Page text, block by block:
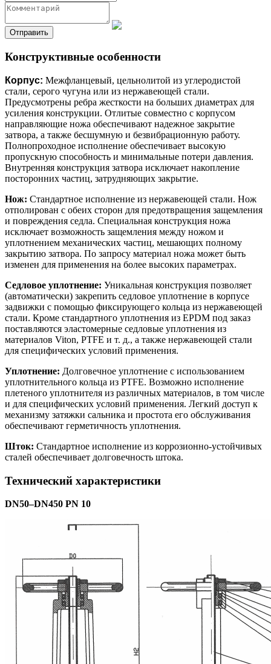
Конструктивные особенности
Корпус: Межфланцевый, цельнолитой из углеродистой
стали, серого чугуна или из нержавеющей стали.
Предусмотрены ребра жесткости на больших диаметрах для
усиления конструкции. Отлитые совместно с корпусом
направляющие ножа обеспечивают надежное закрытие
затвора, а также бесшумную и безвибрационную работу.
Полнопроходное исполнение обеспечивает высокую
пропускную способность и минимальные потери давления.
Внутренняя конструкция затвора исключает накопление
посторонних частиц, затрудняющих закрытие.
Нож: Стандартное исполнение из нержавеющей стали. Нож
отполирован с обеих сторон для предотвращения защемления
и повреждения седла. Специальная конструкция ножа
исключает возможность защемления между ножом и
уплотнением механических частиц, мешающих полному
закрытию затвора. По запросу материал ножа может быть
изменен для применения на более высоких параметрах.
Седловое уплотнение: Уникальная конструкция позволяет
(автоматически) закрепить седловое уплотнение в корпусе
задвижки с помощью фиксирующего кольца из нержавеющей
стали. Кроме стандартного уплотнения из EPDM под заказ
поставляются эластомерные седловые уплотнения из
материалов Viton, PTFE и т. д., а также нержавеющей стали
для специфических условий применения.
Уплотнение: Долговечное уплотнение с использованием
уплотнительного кольца из PTFE. Возможно исполнение
плетеного уплотнителя из различных материалов, в том числе
и для специфических условий применения. Легкий доступ к
механизму затяжки сальника и простота его обслуживания
обеспечивают герметичность уплотнения.
Шток: Стандартное исполнение из коррозионно-устойчивых
сталей обеспечивает долговечность штока.
Технический характеристики
DN50–DN450 PN 10